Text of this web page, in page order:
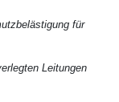
für
Leitungen